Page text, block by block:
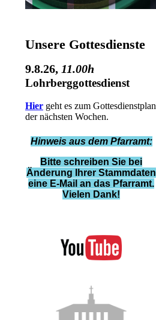
Unsere Gottesdienste
9.8.26, 11.00h
Lohrberggottesdienst
Hier geht es zum Gottesdienstplan
der nächsten Wochen.
Hinweis aus dem Pfarramt:
Bitte schreiben Sie bei
Änderung Ihrer Stammdaten
eine E-Mail an das Pfarramt.
Vielen Dank!